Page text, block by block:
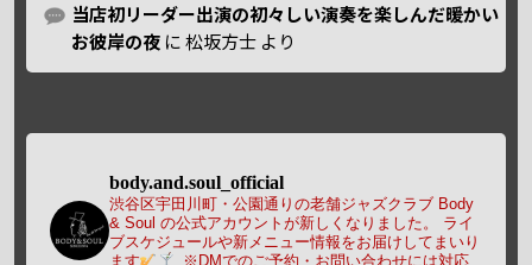
当店初リーダー出演の初々しい演奏を楽しんだ暖かい
お彼岸の夜 に松坂方士 より
body.and.soul_official
渋谷区宇田川町・公園通りの老舗ジャズクラブ Body
& Soul の公式アカウントが新しくなりました。
ライ
ブスケジュールや新メニュー情報をお届けしてまいり
ます
※DMでのご予約・お問い合わせには対応